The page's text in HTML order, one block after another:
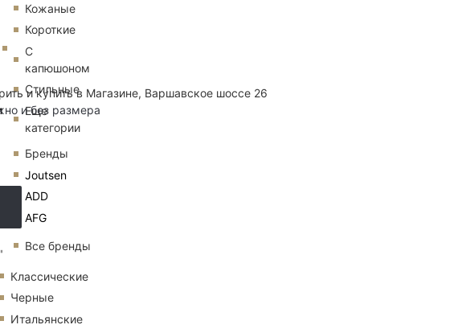
Кожаные
Короткие
С
капюшоном
Стильные
Еще
категории
Бренды
Joutsen
ADD
AFG
Все бренды
Классические
Черные
Итальянские
и купить в Магазине, Варшавское шоссе 26
и без размера